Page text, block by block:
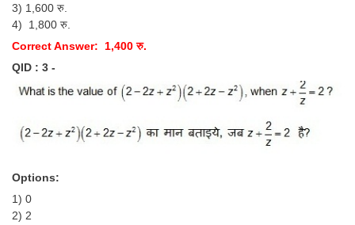
CGL Exam Downloads
SSC CGL FREE EBOOK
CHSL
3) 1,600 रु.
4) 1,800 रु.
Correct Answer: 1,400 रु.
QID : 3 -
Options:
1) 0
2) 2